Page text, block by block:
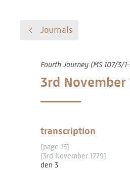
Journals
Fourth Journey (MS 107/3/
3rd November
transcription
[page 15]
[3rd November 1779]
den 3